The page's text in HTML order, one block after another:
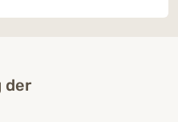
der